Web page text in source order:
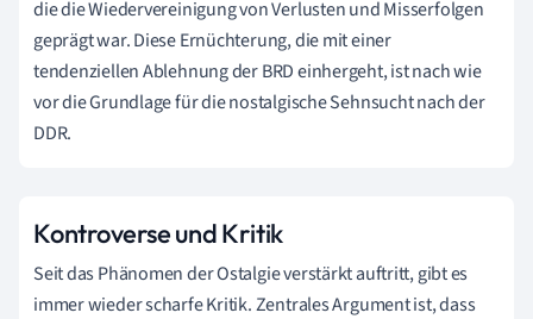
die die Wiedervereinigung von Verlusten und Misserfolgen
geprägt war. Diese Ernüchterung, die mit einer
tendenziellen Ablehnung der BRD einhergeht, ist nach wie
vor die Grundlage für die nostalgische Sehnsucht nach der
DDR.
Kontroverse und Kritik
Seit das Phänomen der Ostalgie verstärkt auftritt, gibt es
immer wieder scharfe Kritik. Zentrales Argument ist, dass